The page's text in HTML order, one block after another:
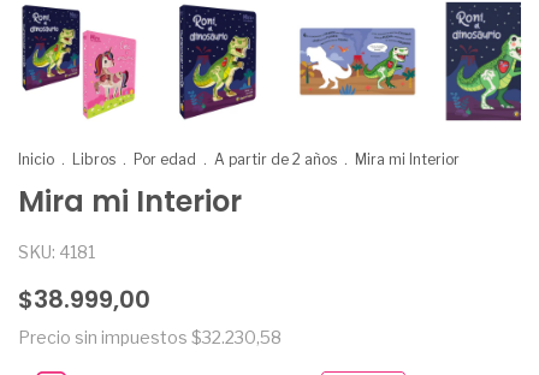
Inicio . Libros . Por edad . A partir de 2 años . Mira mi Interior
Mira mi Interior
SKU: 4181
$38.999,00
Precio sin impuestos $32.230,58